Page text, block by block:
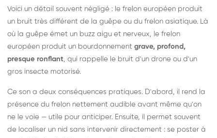
Voici un détail souvent négligé : le frelon européen produit
un bruit très différent de la guêpe ou du frelon asiatique. Là
où la guêpe émet un buzz aigu et nerveux, le frelon
européen produit un bourdonnement grave, profond,
presque ronflant, qui rappelle le bruit d'un drone ou d'un
gros insecte motorisé.
Ce son a deux conséquences pratiques. D'abord, il rend la
présence du frelon nettement audible avant même qu'on
ne le voie — utile pour anticiper. Ensuite, il permet souvent
de localiser un nid sans intervenir directement : se poster à